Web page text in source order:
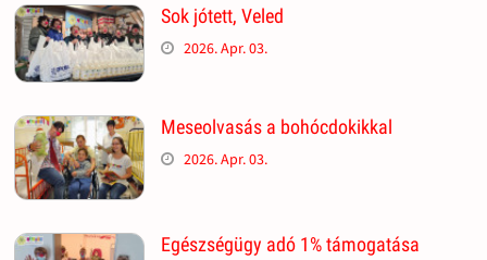
Sok jótett, Veled
2026. Apr. 03.
Meseolvasás a bohócdokikkal
2026. Apr. 03.
Egészségügy adó 1% támogatása